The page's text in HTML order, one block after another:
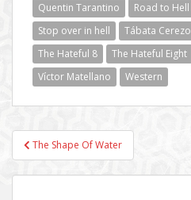
Quentin Tarantino
Road to Hell
Stop over in hell
Tábata Cerezo
The Hateful 8
The Hateful Eight
Víctor Matellano
Western
Beitragsnavigation
The Shape Of Water